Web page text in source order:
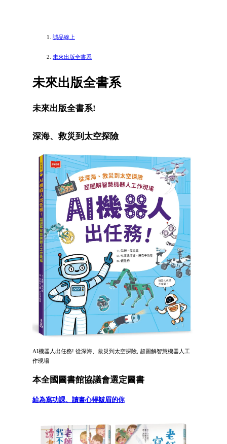
誠品線上
未來出版全書系
未來出版全書系
未來出版全書系!
深海、救災到太空探險
AI機器人出任務! 從深海、救災到太空探險, 超圖解智慧機器人工
作現場
本全國圖書館協議會選定圖書
給為寫功課、讀書心得皺眉的你